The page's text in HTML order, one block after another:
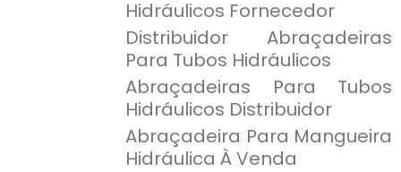
Hidráulicos Fornecedor
Distribuidor Abraçadeiras
Para Tubos Hidráulicos
Abraçadeiras Para Tubos
Hidráulicos Distribuidor
Abraçadeira Para Mangueira
Hidráulica À Venda